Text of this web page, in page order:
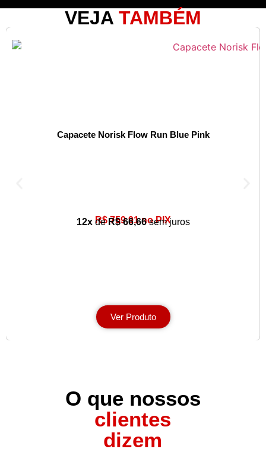
VEJA TAMBÉM
Capacete Norisk Flow Run Blue Pink
R$ 759,91 no PIX
12xde R$ 66,66sem juros
Ver Produto
O que nossos
clientes
dizem